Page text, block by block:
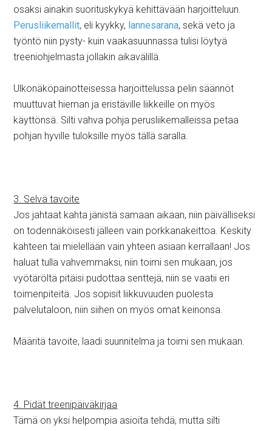
osaksi ainakin suorituskykyä kehittävään harjoitteluun.
Perusliikemallit, eli kyykky, lannesarana, sekä veto ja
työntö niin pysty- kuin vaakasuunnassa tulisi löytyä
treeniohjelmasta jollakin aikavälillä.
Ulkonäköpainotteisessa harjoittelussa pelin säännöt
muuttuvat hieman ja eristäville liikkeille on myös
käyttönsä. Silti vahva pohja perusliikemalleissa petaa
pohjan hyville tuloksille myös tällä saralla.
3. Selvä tavoite
Jos jahtaat kahta jänistä samaan aikaan, niin päivälliseksi
on todennäköisesti jälleen vain porkkanakeittoa. Keskity
kahteen tai mielellään vain yhteen asiaan kerrallaan! Jos
haluat tulla vahvemmaksi, niin toimi sen mukaan, jos
vyötäröltä pitäisi pudottaa senttejä, niin se vaatii eri
toimenpiteitä. Jos sopisit liikkuvuuden puolesta
palvelutaloon, niin siihen on myös omat keinonsa.
Määritä tavoite, laadi suunnitelma ja toimi sen mukaan.
4. Pidät treenipäiväkirjaa
Tämä on yksi helpompia asioita tehdä, mutta silti